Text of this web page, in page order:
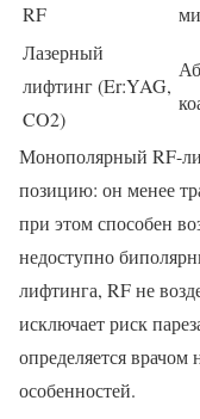
RF
Лазерный
лифтинг (Er:YAG,
CO2)
Монополярный RF-
позицию: он менее
при этом способен
недоступно
лифтинга, RF не
исключает риск
определяется
особенностей.